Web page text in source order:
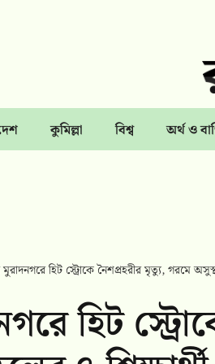
কুমিল্লা বিশ্ব অর্থ ও
মুরাদনগরে হিট স্ট্রোকে নৈশপ্রহরীর মৃত্যু, গরমে
হিট